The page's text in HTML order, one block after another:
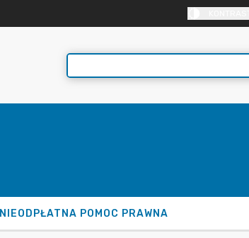
NIEODPŁATNA POMOC PRAWNA